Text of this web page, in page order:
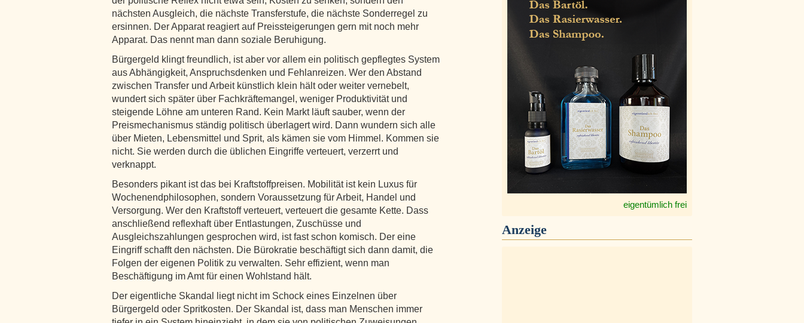
nächsten Ausgleich, die nächste Transferstufe, die nächste Sonderregel zu
ersinnen. Der Apparat reagiert auf Preissteigerungen gern mit noch mehr
Apparat. Das nennt man dann soziale Beruhigung.
Bürgergeld klingt freundlich, ist aber vor allem ein politisch gepflegtes System
aus Abhängigkeit, Anspruchsdenken und Fehlanreizen. Wer den Abstand
zwischen Transfer und Arbeit künstlich klein hält oder weiter vernebelt,
wundert sich später über Fachkräftemangel, weniger Produktivität und
steigende Löhne am unteren Rand. Kein Markt läuft sauber, wenn der
Preismechanismus ständig politisch überlagert wird. Dann wundern sich alle
über Mieten, Lebensmittel und Sprit, als kämen sie vom Himmel. Kommen sie
nicht. Sie werden durch die üblichen Eingriffe verteuert, verzerrt und
verknappt.
Besonders pikant ist das bei Kraftstoffpreisen. Mobilität ist kein Luxus für
Wochenendphilosophen, sondern Voraussetzung für Arbeit, Handel und
Versorgung. Wer den Kraftstoff verteuert, verteuert die gesamte Kette. Dass
anschließend reflexhaft über Entlastungen, Zuschüsse und
Ausgleichszahlungen gesprochen wird, ist fast schon komisch. Der eine
Eingriff schafft den nächsten. Die Bürokratie beschäftigt sich dann damit, die
Folgen der eigenen Politik zu verwalten. Sehr effizient, wenn man
Beschäftigung im Amt für einen Wohlstand hält.
Der eigentliche Skandal liegt nicht im Schock eines Einzelnen über
Bürgergeld oder Spritkosten. Der Skandal ist, dass man Menschen immer
eigentümlich frei
Anzeige